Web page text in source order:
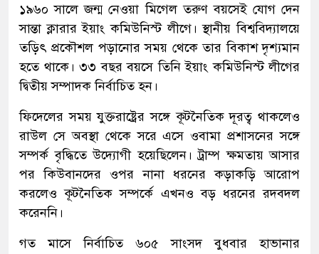
১৯৬০ সালে জন্ম নেওয়া মিগেল তরুণ বয়সেই যোগ দেন
সান্তা ক্লারার ইয়াং কমিউনিস্ট লীগে। স্থানীয় বিশ্ববিদ্যালয়ে
তড়িৎ প্রকৌশল পড়ানোর সময় থেকে তার বিকাশ দৃশ্যমান
হতে থাকে। ৩৩ বছর বয়সে তিনি ইয়াং কমিউনিস্ট লীগের
দ্বিতীয় সম্পাদক নির্বাচিত হন।
ফিদেলের সময় যুক্তরাষ্ট্রের সঙ্গে কূটনৈতিক দূরত্ব থাকলেও
রাউল সে অবস্থা থেকে সরে এসে ওবামা প্রশাসনের সঙ্গে
সম্পর্ক বৃদ্ধিতে উদ্যোগী হয়েছিলেন। ট্রাম্প ক্ষমতায় আসার
পর কিউবানদের ওপর নানা ধরনের কড়াকড়ি আরোপ
করলেও কূটনৈতিক সম্পর্কে এখনও বড় ধরনের রদবদল
করেননি।
গত মাসে নির্বাচিত ৬০৫ সাংসদ বুধবার হাভানার